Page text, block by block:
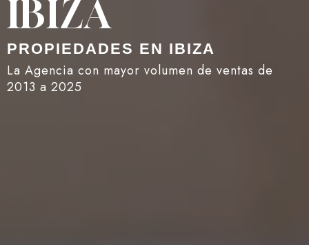
IBIZA
PROPIEDADES EN IBIZA
La Agencia con mayor volumen de ventas de
2013 a 2025